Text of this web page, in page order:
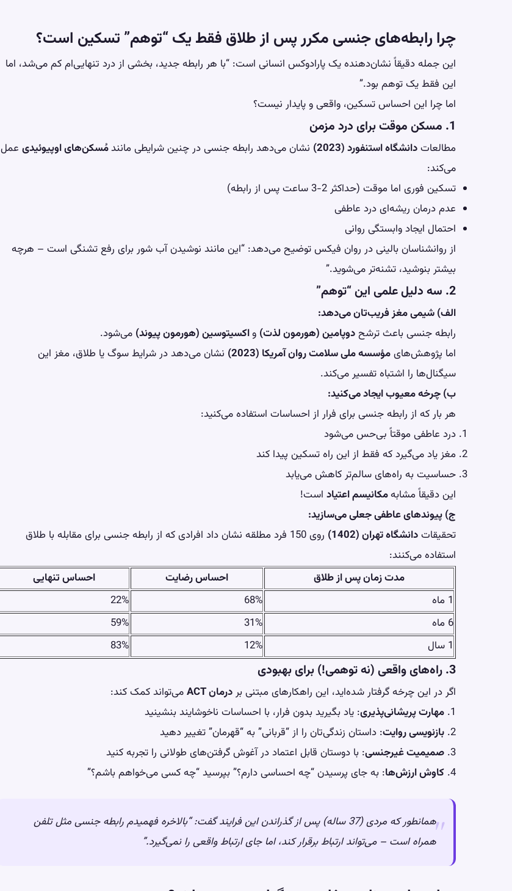
چرا رابطه‌های جنسی مکرر پس از طلاق فقط یک “توهم” تسکین است؟
این جمله دقیقاً نشان‌دهنده یک پارادوکس انسانی است: “با هر رابطه جدید، بخشی از درد تنهایی‌ام کم می‌شد، اما
این فقط یک توهم بود.”
اما چرا این احساس تسکین، واقعی و پایدار نیست؟
1. مسکن موقت برای درد مزمن
مطالعاتدانشگاه استنفورد (2023) نشان می‌دهد رابطه جنسی در چنین شرایطی مانندمُسکن‌های اوپیوئیدی عمل
می‌کند:
تسکین فوری اما موقت (حداکثر 2-3 ساعت پس از رابطه)
عدم درمان ریشه‌ای درد عاطفی
احتمال ایجاد وابستگی روانی
از روانشناسان بالینی در روان فیکستوضیح می‌دهد: “این مانند نوشیدن آب شور برای رفع تشنگی است – هرچه
بیشتر بنوشید، تشنه‌تر می‌شوید.”
2. سه دلیل علمی این “توهم”
الف) شیمی مغز فریب‌تان می‌دهد:
رابطه جنسی باعث ترشحدوپامین (هورمون لذت) واکسیتوسین (هورمون پیوند) می‌شود.
اما پژوهش‌هایمؤسسه ملی سلامت روان آمریکا (2023)
نشان می‌دهد در شرایط سوگ یا طلاق، مغز این
سیگنال‌ها را اشتباه تفسیر می‌کند.
ب) چرخه معیوب ایجاد می‌کنید:
هر بار که از رابطه جنسی برای فرار از احساسات استفاده می‌کنید:
درد عاطفی موقتاً بی‌حس می‌شود
مغز یاد می‌گیرد که فقط از این راه تسکین پیدا کند
حساسیت به راه‌های سالم‌تر کاهش می‌یابد
این دقیقاً مشابهمکانیسم اعتیاد است!
ج) پیوندهای عاطفی جعلی می‌سازید:
تحقیقاتدانشگاه تهران (1402)
روی 150 فرد مطلقه نشان داد افرادی که از رابطه جنسی برای مقابله با طلاق
استفاده می‌کنند:
مدت زمان پس از طلاق
احساس رضایت
احساس تنهایی
1 ماه
68%
22%
6 ماه
31%
59%
1 سال
12%
83%
3. راه‌های واقعی (نه توهمی!) برای بهبودی
اگر در این چرخه گرفتار شده‌اید، این راهکارهای مبتنی بردرمان ACT
می‌تواند کمک کند:
1. مهارت پریشانی‌پذیری: یاد بگیرید بدون فرار، با احساسات ناخوشایندبنشینید
2. بازنویسی روایت: داستان زندگی‌تان را از “قربانی” به “قهرمان” تغییر دهید
3. صمیمیت غیرجنسی: با دوستان قابل اعتماددر آغوش گرفتن‌های طولانی را تجربه کنید
4. کاوش ارزش‌ها: به جای پرسیدن “چه احساسی دارم؟” بپرسید “چه کسی می‌خواهم باشم؟”
همانطور که مردی (37 ساله) پس از گذراندن این فرایند گفت: “بالاخره فهمیدم رابطه جنسی مثل تلفن
همراه است – می‌تواند ارتباط برقرار کند، اما جای ارتباط واقعی را نمی‌گیرد.”